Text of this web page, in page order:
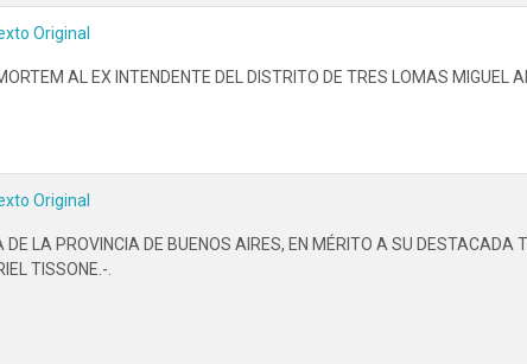
Original
AL EX INTENDENTE DEL DISTRITO DE TRES LOMAS MIGUEL
Original
LA PROVINCIA DE BUENOS AIRES, EN MÉRITO A SU DESTACADA
TISSONE.-.